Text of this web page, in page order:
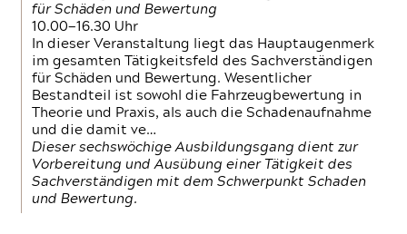
für Schäden und Bewertung
10.00—16.30 Uhr
In dieser Veranstaltung liegt das Hauptaugenmerk
im gesamten Tätigkeitsfeld des Sachverständigen
für Schäden und Bewertung. Wesentlicher
Bestandteil ist sowohl die Fahrzeugbewertung in
Theorie und Praxis, als auch die Schadenaufnahme
und die damit ve…
Dieser sechswöchige Ausbildungsgang dient zur
Vorbereitung und Ausübung einer Tätigkeit des
Sachverständigen mit dem Schwerpunkt Schaden
und Bewertung.